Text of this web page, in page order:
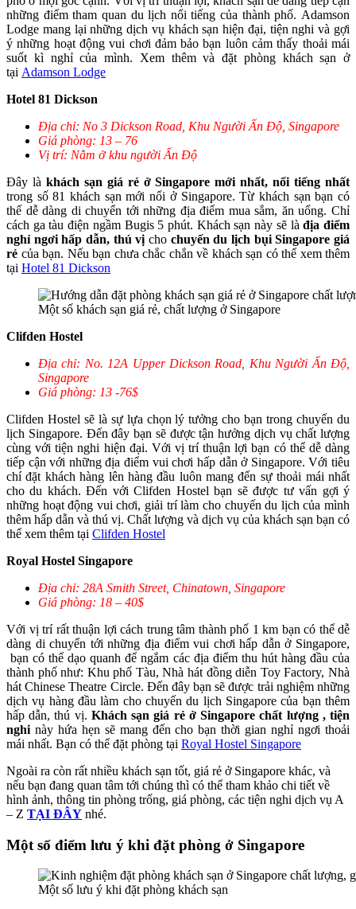
những điểm tham quan du lịch nổi tiếng của thành phố. Adamson
Lodge mang lại những dịch vụ khách sạn hiện đại, tiện nghi và gợi
ý những hoạt động vui chơi đảm bảo bạn luôn cảm thấy thoải mái
suốt kì nghỉ của mình. Xem thêm và đặt phòng khách sạn ở
tại Adamson Lodge
Hotel 81 Dickson
Địa chỉ: No 3 Dickson Road, Khu Người Ấn Độ, Singapore
Giá phòng: 13 – 76
Vị trí: Nằm ở khu người Ấn Độ
Đây là khách sạn giá rẻ ở Singapore mới nhất, nổi tiếng nhất
trong số 81 khách sạn mới nổi ở Singapore. Từ khách sạn bạn có
thể dễ dàng di chuyển tới những địa điểm mua sắm, ăn uống. Chỉ
cách ga tàu điện ngầm Bugis 5 phút. Khách sạn này sẽ làđịa điểm
nghỉ ngơi hấp dẫn, thú vị cho chuyến du lịch bụi Singapore giá
rẻ của bạn. Nếu bạn chưa chắc chắn về khách sạn có thể xem thêm
tại Hotel 81 Dickson
Một số khách sạn giá rẻ, chất lượng ở Singapore
Clifden Hostel
Địa chỉ: No. 12A Upper Dickson Road, Khu Người Ấn Độ,
Singapore
Giá phòng: 13 -76$
Clifden Hostel sẽ là sự lựa chọn lý tưởng cho bạn trong chuyến du
lịch Singapore. Đến đây bạn sẽ được tận hưởng dịch vụ chất lượng
cùng với tiện nghi hiện đại. Với vị trí thuận lợi bạn có thể dễ dàng
tiếp cận với những địa điểm vui chơi hấp dẫn ở Singapore. Với tiêu
chí đặt khách hàng lên hàng đầu luôn mang đến sự thoải mái nhất
cho du khách. Đến với Clifden Hostel bạn sẽ được tư vấn gợi ý
những hoạt động vui chơi, giải trí làm cho chuyến du lịch của mình
thêm hấp dẫn và thú vị. Chất lượng và dịch vụ của khách sạn bạn có
thể xem thêm tại Clifden Hostel
Royal Hostel Singapore
Địa chỉ: 28A Smith Street, Chinatown, Singapore
Giá phòng: 18 – 40$
Với vị trí rất thuận lợi cách trung tâm thành phố 1 km bạn có thể dễ
dàng di chuyển tới những địa điểm vui chơi hấp dẫn ở Singapore,
bạn có thể dạo quanh để ngắm các địa điểm thu hút hàng đầu của
thành phố như: Khu phố Tàu, Nhà hát đồng diễn Toy Factory, Nhà
hát Chinese Theatre Circle. Đến đây bạn sẽ được trải nghiệm những
dịch vụ hàng đầu làm cho chuyến du lịch Singapore của bạn thêm
hấp dẫn, thú vị. Khách sạn giá rẻ ở Singapore chất lượng , tiện
nghi này hứa hẹn sẽ mang đến cho bạn thời gian nghỉ ngơi thoải
mái nhất. Bạn có thể đặt phòng tại Royal Hostel Singapore
Ngoài ra còn rất nhiều khách sạn tốt, giá rẻ ở Singapore khác, và
nếu bạn đang quan tâm tới chúng thì có thể tham khảo chi tiết về
hình ảnh, thông tin phòng trống, giá phòng, các tiện nghi dịch vụ A
– Z TẠI ĐÂY nhé.
Một số điểm lưu ý khi đặt phòng ở Singapore
Một số lưu ý khi đặt phòng khách sạn